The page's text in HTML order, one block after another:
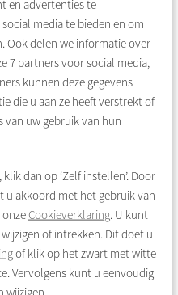
en advertenties te
media te bieden en om
Ook delen we informatie over
7 partners voor social media,
kunnen deze gegevens
die u aan ze heeft verstrekt of
van uw gebruik van hun
dan op ‘Zelf instellen’. Door
u akkoord met het gebruik van
Cookieverklaring. U kunt
of intrekken. Dit doet u
of klik op het zwart met witte
Vervolgens kunt u eenvoudig
wijzigen.
en goed
op
hebben, moeten in de
De Deyssel) in
onder andere :
en een nieuw